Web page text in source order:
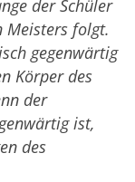
der Schüler
Meisters folgt.
gegenwärtig
Körper des
der
ist,
des